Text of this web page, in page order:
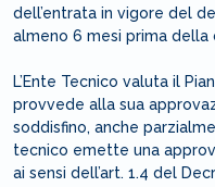
dell’entrata in vigore del
almeno 6 mesi prima della
L’Ente Tecnico valuta il
provvede alla sua
soddisfino, anche
tecnico emette una
ai sensi dell’art. 1.4 del